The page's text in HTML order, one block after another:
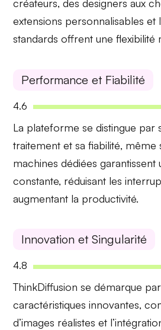
créateurs, des designers aux
extensions personnalisables et
standards offrent une flexibilité
Performance et Fiabilité
4.6
La plateforme se distingue par
traitement et safiabilité, même
machines dédiées
constante, réduisant les
augmentant la productivité.
Innovation et Singularité
4.8
ThinkDiffusion se démarque
caractéristiquesinnovantes,
d’images réalistes et